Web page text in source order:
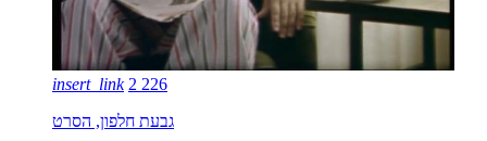
insert_link 2 226
גבעת חלפון, הסרט